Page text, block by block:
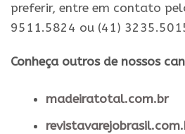
preferir, entre em contato
9511.5824 ou (41)
Conheça outros de nossos
madeiratotal.com.br